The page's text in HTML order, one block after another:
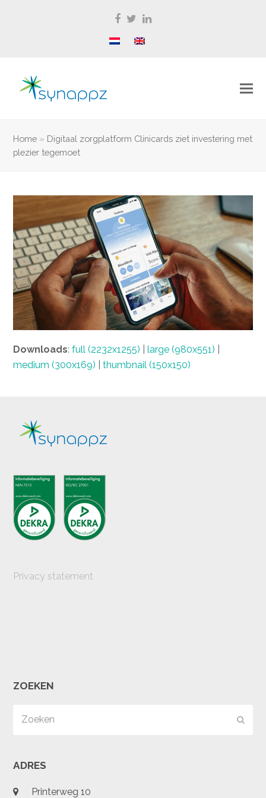
Facebook
TwitterLinkedIn
Home » Digitaal zorgplatform Clinicards ziet investering met
plezier tegemoet
Downloads:full (2232x1255) |large (980x551)
medium (300x169) |thumbnail (150x150)
Privacy statement
ZOEKEN
ADRES
Printerweg 10